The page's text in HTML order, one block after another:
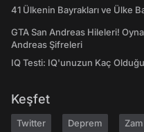
41 Ülkenin Bayrakları ve Ülke
GTA San Andreas Hileleri!
Andreas Şifreleri
IQ Testi: IQ'unuzun Kaç
Keşfet
Twitter Deprem Zam